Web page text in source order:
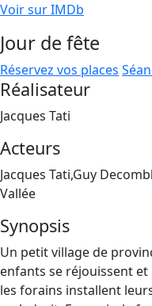
Voir sur IMDb
Jour de fête
Réservez vos places
Réalisateur
Jacques Tati
Acteurs
Jacques Tati,Guy
Vallée
Synopsis
Un petit village de
enfants se réjouissent
les forains installent